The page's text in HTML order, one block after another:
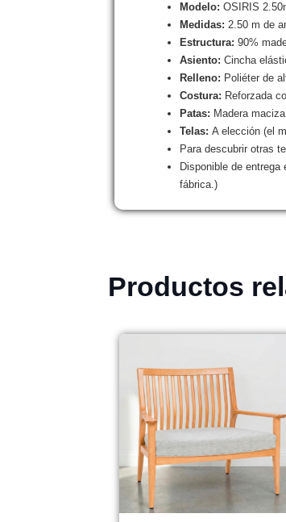
Modelo: OSIRIS
Medidas: 2.50 m de
Estructura: 90%
Asiento: Cincha
Relleno: Poliéter de
Costura: Reforzada
Patas: Madera
Telas: A elección (el
Para descubrir otras
Disponible de
fábrica.)
Productos